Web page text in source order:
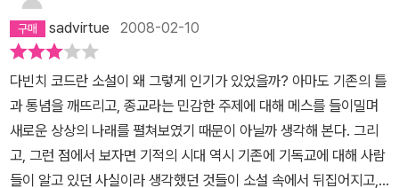
나 보았으나 그들은 꿋꿋했다.주일날 낮에 그러는건 이해 하더라도
매주 수,금 밤 10시 어떤때는 11시가 넘어 자정에 가까워져 가는 시간
에 누군가가 소리치며 울부짖는 소릴 듣고 싶은 사람이 어디있겠는
가?이제 3년째 자포자기일까 처음 이사왔을 때만큼 거슬리지는 않으
니 저들이 말하는 은혜에 나도 모르는 사이 감화된 것일까? ㅋㅋㅋ....
누군가 내 죄를 대신 받았으니 그 빚을 갚으라....?난 집사면서 아파트
대출금이 좀 있고 것두 꼬박꼬박 매달 비싼이자를 물고 있고, 낼 모레
sadvirtue 2008-02-10
다빈치 코드란 소설이 왜 그렇게 인기가 있었을까? 아마도 기존의 틀
과 통념을 깨뜨리고, 종교라는 민감한 주제에 대해 메스를 들이밀며
새로운 상상의 나래를 펼쳐보였기 때문이 아닐까 생각해 본다. 그리
고, 그런 점에서 보자면 기적의 시대 역시 기존에 기독교에 대해 사람
들이 알고 있던 사실이라 생각했던 것들이 소설 속에서 뒤집어지고,